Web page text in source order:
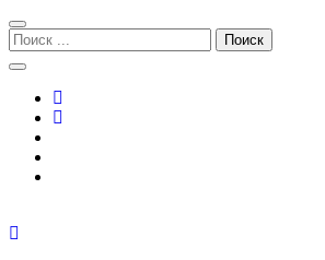
Перейти
к
навигации
Перейти
к
содержимому
Поиск: